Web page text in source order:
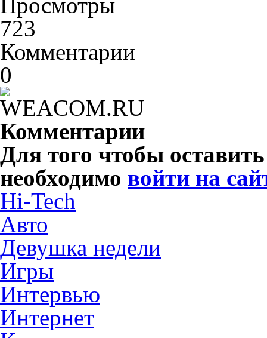
723
Комментарии
0
Комментарии
Для того чтобы
необходимо войти на
Hi-Tech
Авто
Девушка недели
Игры
Интервью
Интернет